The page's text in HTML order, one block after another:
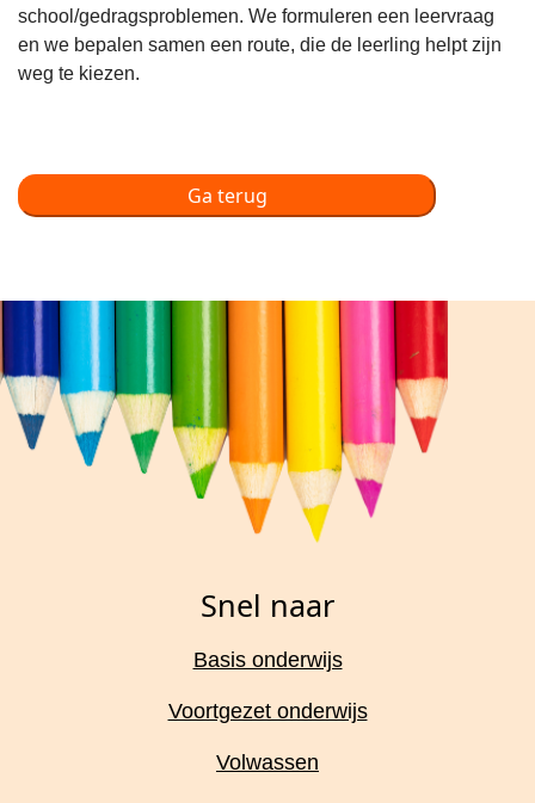
school/gedragsproblemen. We formuleren een leervraag
en we bepalen samen een route, die de leerling helpt zijn
weg te kiezen.
Ga terug
Snel naar
Basis onderwijs
Voortgezet onderwijs
Volwassen